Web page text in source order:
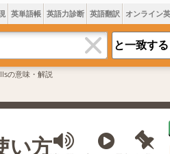
英単語帳 英語力診断 英語翻訳 オンライン
の意味・解説
い方